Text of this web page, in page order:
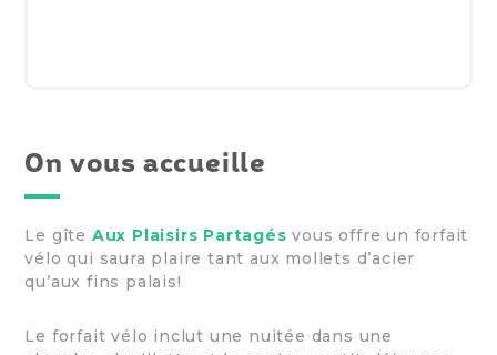
On vous accueille
Le gîte Aux Plaisirs Partagés vous offre un forfait
vélo qui saura plaire tant aux mollets d’acier
qu’aux fins palais!
Le forfait vélo inclut une nuitée dans une